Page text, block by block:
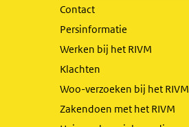
Contact
Persinformatie
Werken bij het RIVM
Klachten
Woo-verzoeken bij het RIVM
Zakendoen met het RIVM